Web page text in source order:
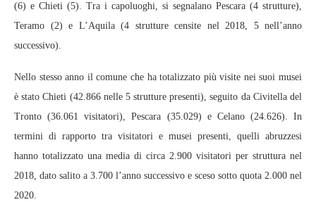
(6) e Chieti (5). Tra i capoluoghi, si segnalano Pescara (4 strutture),
Teramo (2) e L’Aquila (4 strutture censite nel 2018, 5 nell’anno
successivo).
Nello stesso anno il comune che ha totalizzato più visite nei suoi musei
è stato Chieti (42.866 nelle 5 strutture presenti), seguito da Civitella del
Tronto (36.061 visitatori), Pescara (35.029) e Celano (24.626). In
termini di rapporto tra visitatori e musei presenti, quelli abruzzesi
hanno totalizzato una media di circa 2.900 visitatori per struttura nel
2018, dato salito a 3.700 l’anno successivo e sceso sotto quota 2.000 nel
2020.